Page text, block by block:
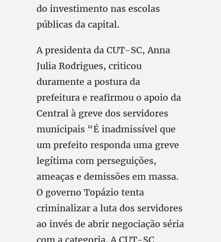
do investimento nas escolas
públicas da capital.
A presidenta da CUT-SC, Anna
Julia Rodrigues, criticou
duramente a postura da
prefeitura e reafirmou o apoio da
Central à greve dos servidores
municipais “É inadmissível que
um prefeito responda uma greve
legítima com perseguições,
ameaças e demissões em massa.
O governo Topázio tenta
criminalizar a luta dos servidores
ao invés de abrir negociação séria
com a categoria. A CUT-SC